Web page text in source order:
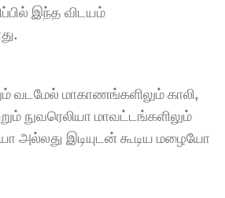
இந்த விடயம்
வடமேல் மாகாணங்களிலும் காலி,
நுவரெலியா மாவட்டங்களிலும்
இடியுடன் கூடிய மழையோ